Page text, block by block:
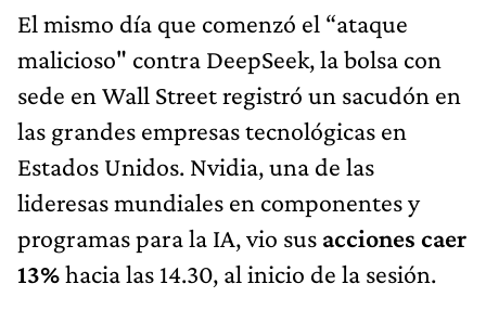
El mismo día que comenzó el “ataque
malicioso" contra DeepSeek, la bolsa con
sede en Wall Street registró un sacudón en
las grandes empresas tecnológicas en
Estados Unidos. Nvidia, una de las
lideresas mundiales en componentes y
programas para la IA, vio sus acciones caer
13%hacia las 14.30, al inicio de la sesión.